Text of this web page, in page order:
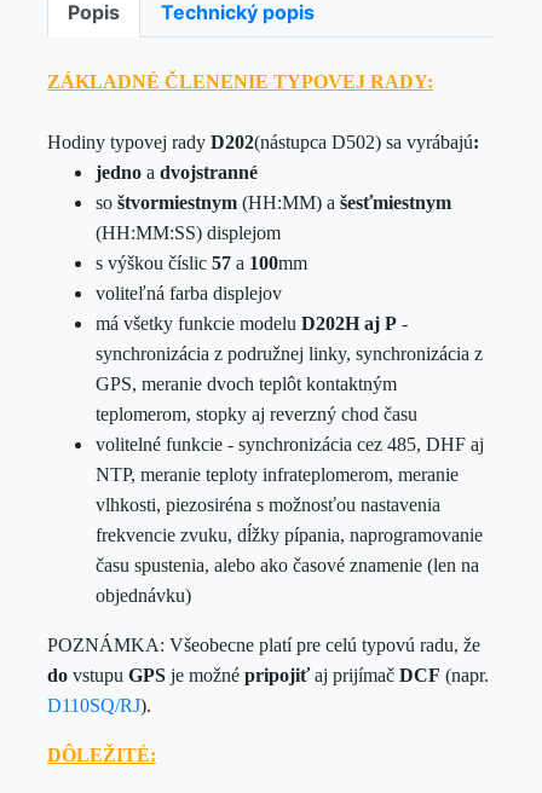
Popis Technický popis
ZÁKLADNÉ ČLENENIE TYPOVEJ RADY:
Hodiny typovej rady D202(nástupca D502) sa vyrábajú:
jedno a dvojstranné
so štvormiestnym (HH:MM) a šesťmiestnym
(HH:MM:SS) displejom
s výškou číslic 57 a 100mm
voliteľná farba displejov
má všetky funkcie modelu D202H aj P -
synchronizácia z podružnej linky, synchronizácia z
GPS, meranie dvoch teplôt kontaktným
teplomerom, stopky aj reverzný chod času
volitelné funkcie - synchronizácia cez 485, DHF aj
NTP, meranie teploty infrateplomerom, meranie
vlhkosti, piezosiréna s možnosťou nastavenia
frekvencie zvuku, dĺžky pípania, naprogramovanie
času spustenia, alebo ako časové znamenie (len na
objednávku)
POZNÁMKA: Všeobecne platí pre celú typovú radu, že
do vstupu GPS je možné pripojiťaj prijímač DCF (napr.
D110SQ/RJ).
DÔLEŽITÉ: